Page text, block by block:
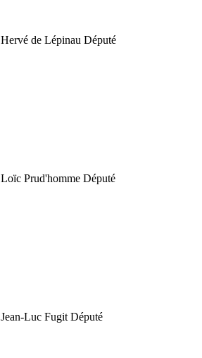
Hervé de Lépinau Député
Loïc Prud'homme Député
Jean-Luc Fugit Député